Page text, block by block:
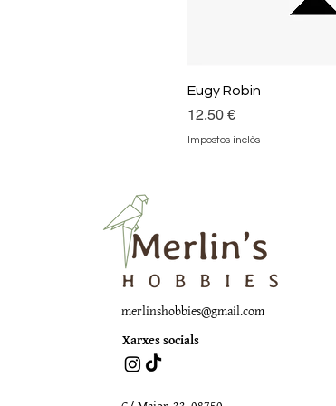
Eugy Robin
Preu
12,50 €
Impostos inclòs
merlinshobbies@gmail.com
Xarxes socials